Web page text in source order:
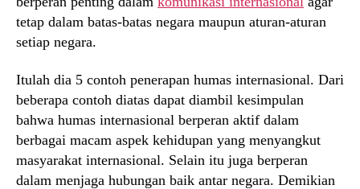
tetap dalam batas-batas negara maupun aturan-aturan
setiap negara.
Itulah dia 5 contoh penerapan humas internasional. Dari
beberapa contoh diatas dapat diambil kesimpulan
bahwa humas internasional berperan aktif dalam
berbagai macam aspek kehidupan yang menyangkut
masyarakat internasional. Selain itu juga berperan
dalam menjaga hubungan baik antar negara. Demikian